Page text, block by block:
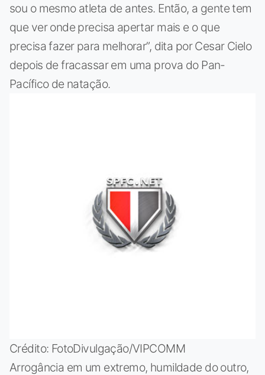
sou o mesmo atleta de antes. Então, a gente tem
que ver onde precisa apertar mais e o que
precisa fazer para melhorar”, dita por Cesar Cielo
depois de fracassar em uma prova do Pan-
Pacífico de natação.
Crédito: FotoDivulgação/VIPCOMM
Arrogância em um extremo, humildade do outro,